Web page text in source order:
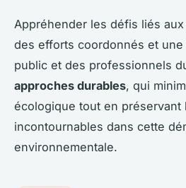
Appréhender les défis liés
des efforts coordonnés et
public et des professionnels
approches durables, qui
écologique tout en préservant
incontournables dans cette
environnementale.